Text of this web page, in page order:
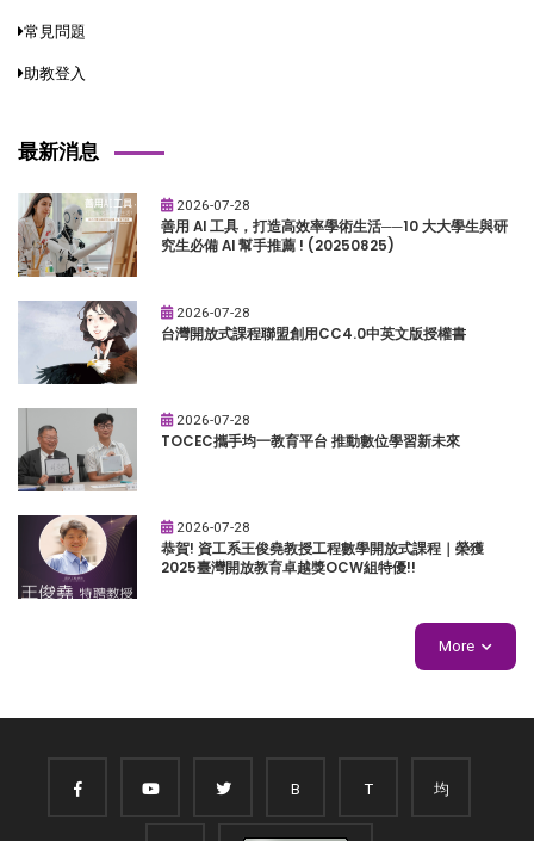
常見問題
助教登入
最新消息
2026-07-28
善用 AI 工具，打造高效率學術生活──10 大大學生與研
究生必備 AI 幫手推薦 ! (20250825)
2026-07-28
台灣開放式課程聯盟創用CC4.0中英文版授權書
2026-07-28
TOCEC攜手均一教育平台 推動數位學習新未來
2026-07-28
恭賀! 資工系王俊堯教授工程數學開放式課程｜榮獲
2025臺灣開放教育卓越獎OCW組特優!!
More
B T 均